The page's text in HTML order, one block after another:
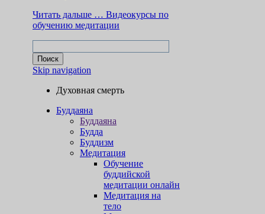
Читать дальше … Видеокурсы по
обучению медитации
Skip navigation
Духовная смерть
Буддаяна
Буддаяна
Будда
Буддизм
Медитация
Обучение
буддийской
медитации онлайн
Медитация на
тело